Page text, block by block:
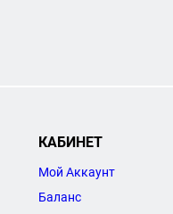
КАБИНЕТ
Мой Аккаунт
Баланс